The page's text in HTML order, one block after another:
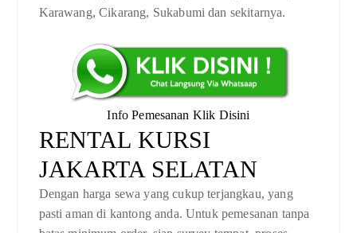
Karawang, Cikarang, Sukabumi dan sekitarnya.
Info Pemesanan Klik Disini
RENTAL KURSI
JAKARTA SELATAN
Dengan harga sewa yang cukup terjangkau, yang
pasti aman di kantong anda. Untuk pemesanan tanpa